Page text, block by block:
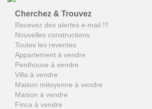
Cherchez & Trouvez
Recevez des alertes e-mail !!!
Nouvelles constructions
Toutes les reventes
Appartement à vendre
Penthouse à vendre
Villa à vendre
Maison mitoyenne à vendre
Maison à vendre
Finca à vendre